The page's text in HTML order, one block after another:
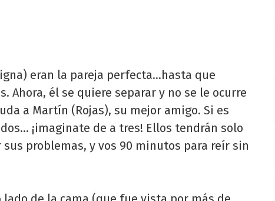
eran la pareja perfecta...hasta que
Ahora, él se quiere separar y no se le ocurre
a Martín (Rojas), su mejor amigo. Si es
¡imaginate de a tres! Ellos tendrán solo
problemas, y vos 90 minutos para reír sin